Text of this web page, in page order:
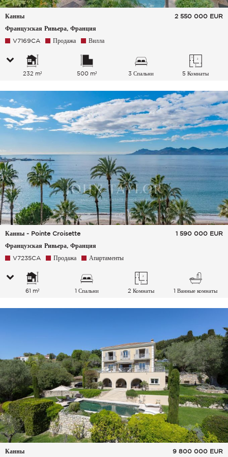
Канны
Французская Ривьера, Франция
2 550 000 EUR
V7169CA Продажа Вилла
232 m² 500 m² 3 Спальни 5 Комнаты
Канны - Pointe Croisette
Французская Ривьера, Франция
1 590 000 EUR
V7235CA Продажа Апартаменты
61 m² 1 Спальни 2 Комнаты 1 Ванные комнаты
Канны
9 800 000 EUR